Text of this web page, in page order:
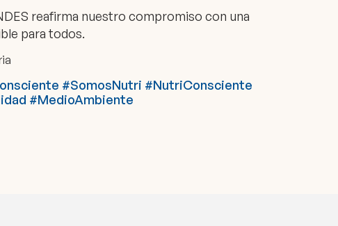
reafirma nuestro compromiso con una
para todos.
#SomosNutri #NutriConsciente
#MedioAmbiente